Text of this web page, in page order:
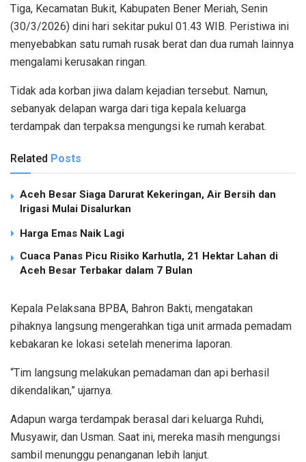
Tiga, Kecamatan Bukit, Kabupaten Bener Meriah, Senin
(30/3/2026) dini hari sekitar pukul 01.43 WIB. Peristiwa ini
menyebabkan satu rumah rusak berat dan dua rumah lainnya
mengalami kerusakan ringan.
Tidak ada korban jiwa dalam kejadian tersebut. Namun,
sebanyak delapan warga dari tiga kepala keluarga
terdampak dan terpaksa mengungsi ke rumah kerabat.
Related Posts
Aceh Besar Siaga Darurat Kekeringan, Air Bersih dan
Irigasi Mulai Disalurkan
Harga Emas Naik Lagi
Cuaca Panas Picu Risiko Karhutla, 21 Hektar Lahan di
Aceh Besar Terbakar dalam 7 Bulan
Kepala Pelaksana BPBA, Bahron Bakti, mengatakan
pihaknya langsung mengerahkan tiga unit armada pemadam
kebakaran ke lokasi setelah menerima laporan.
“Tim langsung melakukan pemadaman dan api berhasil
dikendalikan,” ujarnya.
Adapun warga terdampak berasal dari keluarga Ruhdi,
Musyawir, dan Usman. Saat ini, mereka masih mengungsi
sambil menunggu penanganan lebih lanjut.